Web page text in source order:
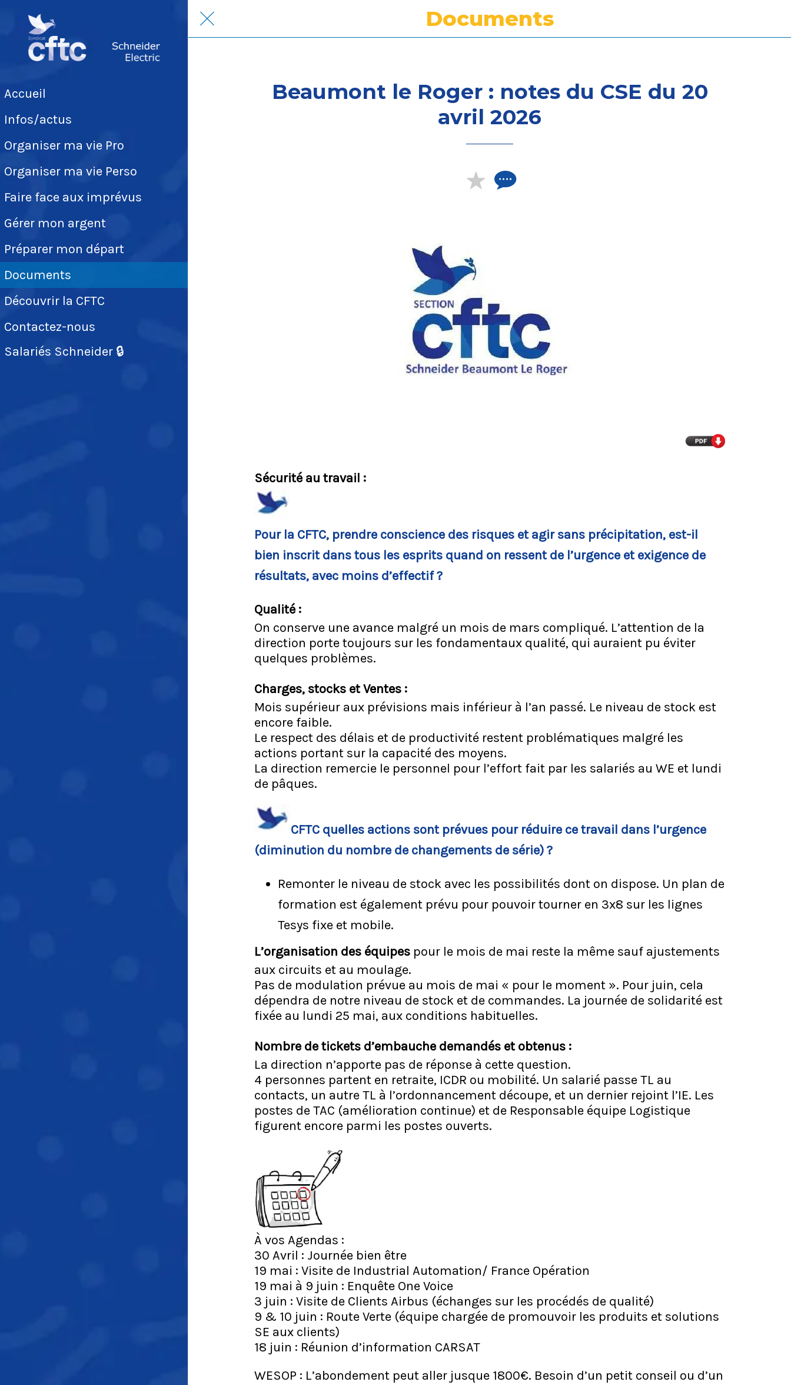
Accueil
Infos/actus
Organiser ma vie Pro
Organiser ma vie Perso
Faire face aux imprévus
Gérer mon argent
Préparer mon départ
Documents
Découvrir la CFTC
Contactez-nous
Salariés Schneider 🔒
Documents
Beaumont le Roger : notes du CSE du 20
avril 2026
Sécurité au travail :
Pour la CFTC, prendre conscience des risques et agir sans précipitation, est-il
bien inscrit dans tous les esprits quand on ressent de l’urgence et exigence de
résultats, avec moins d’effectif ?
Qualité :
On conserve une avance malgré un mois de mars compliqué. L’attention de la
direction porte toujours sur les fondamentaux qualité, qui auraient pu éviter
quelques problèmes.
Charges, stocks et Ventes :
Mois supérieur aux prévisions mais inférieur à l’an passé. Le niveau de stock est
encore faible.
Le respect des délais et de productivité restent problématiques malgré les
actions portant sur la capacité des moyens.
La direction remercie le personnel pour l’effort fait par les salariés au WE et lundi
de pâques.
CFTC quelles actions sont prévues pour réduire ce travail dans l’urgence
(diminution du nombre de changements de série) ?
Remonter le niveau de stock avec les possibilités dont on dispose. Un plan de
formation est également prévu pour pouvoir tourner en 3x8 sur les lignes
Tesys fixe et mobile.
L’organisation des équipes pour le mois de mai reste la même sauf ajustements
aux circuits et au moulage.
Pas de modulation prévue au mois de mai « pour le moment ». Pour juin, cela
dépendra de notre niveau de stock et de commandes. La journée de solidarité est
fixée au lundi 25 mai, aux conditions habituelles.
Nombre de tickets d’embauche demandés et obtenus :
La direction n’apporte pas de réponse à cette question.
4 personnes partent en retraite, ICDR ou mobilité. Un salarié passe TL au
contacts, un autre TL à l’ordonnancement découpe, et un dernier rejoint l’IE. Les
postes de TAC (amélioration continue) et de Responsable équipe Logistique
figurent encore parmi les postes ouverts.
À vos Agendas :
30 Avril : Journée bien être
19 mai : Visite de Industrial Automation/ France Opération
19 mai à 9 juin : Enquête One Voice
3 juin : Visite de Clients Airbus (échanges sur les procédés de qualité)
9 & 10 juin : Route Verte (équipe chargée de promouvoir les produits et solutions
SE aux clients)
18 juin : Réunion d’information CARSAT
WESOP : L’abondement peut aller jusque 1800€. Besoin d’un petit conseil ou d’un